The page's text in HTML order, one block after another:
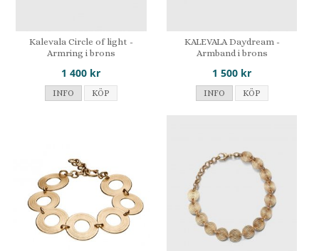
Kalevala Circle of light -
Armring i brons
1 400 kr
INFO KÖP
KALEVALA Daydream -
Armband i brons
1 500 kr
INFO KÖP